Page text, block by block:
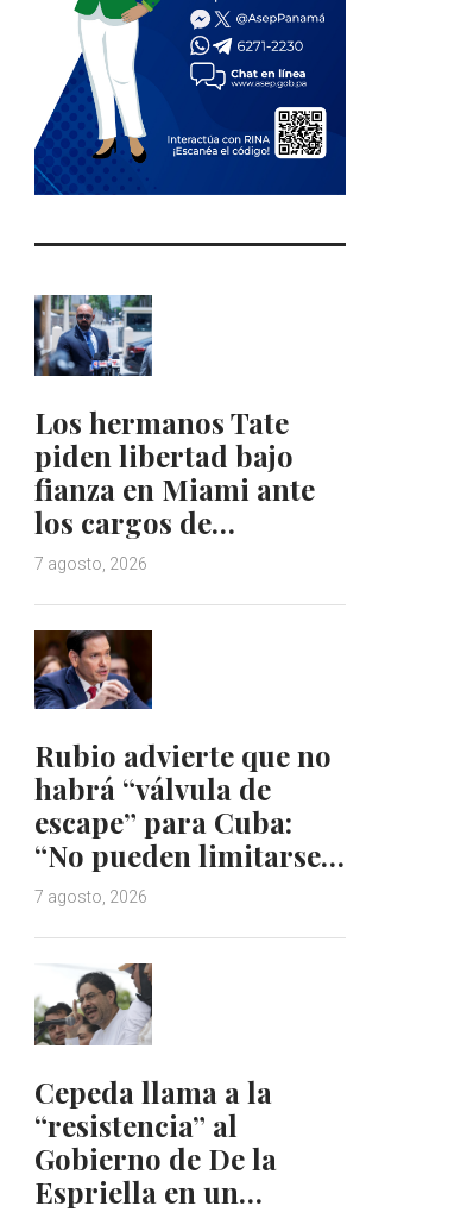
Los hermanos Tate
piden libertad bajo
fianza en Miami ante
los cargos de…
7 agosto, 2026
Rubio advierte que no
habrá “válvula de
escape” para Cuba:
“No pueden limitarse…
7 agosto, 2026
Cepeda llama a la
“resistencia” al
Gobierno de De la
Espriella en un…